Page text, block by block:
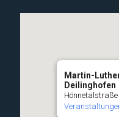
Martin-
Deilinghofen
Hönnetalstraße